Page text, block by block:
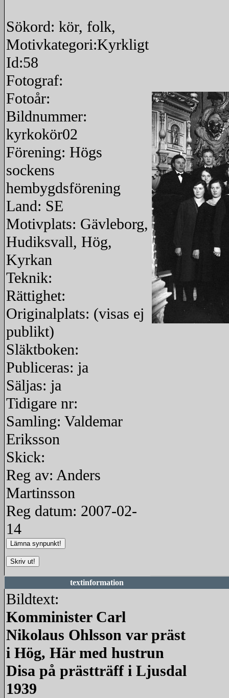
Sökord: kör, folk,
Motivkategori:Kyrkligt
Id:58
Fotograf:
Fotoår:
Bildnummer:
kyrkokör02
Förening: Högs
sockens
hembygdsförening
Land: SE
Motivplats: Gävleborg,
Hudiksvall, Hög,
Kyrkan
Teknik:
Rättighet:
Originalplats: (visas ej
publikt)
Släktboken:
Publiceras: ja
Säljas: ja
Tidigare nr:
Samling: Valdemar
Eriksson
Skick:
Reg av: Anders
Martinsson
Reg datum: 2007-02-
14
textinformation
Bildtext:
Komminister Carl
Nikolaus Ohlsson var präst
i Hög, Här med hustrun
Disa på prästträff i Ljusdal
1939